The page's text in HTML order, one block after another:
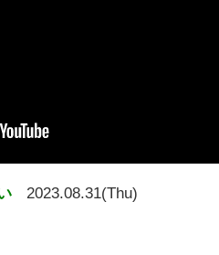
2023.08.31(Thu)